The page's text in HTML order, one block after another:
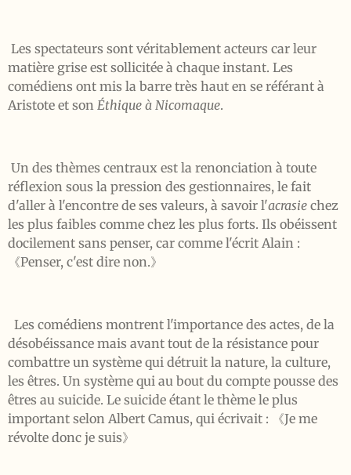
Les spectateurs sont véritablement acteurs car leur
matière grise est sollicitée à chaque instant. Les
comédiens ont mis la barre très haut en se référant à
Aristote et son Éthique à Nicomaque.
Un des thèmes centraux est la renonciation à toute
réflexion sous la pression des gestionnaires, le fait
d'aller à l'encontre de ses valeurs, à savoir l'acrasie chez
les plus faibles comme chez les plus forts. Ils obéissent
docilement sans penser, car comme l'écrit Alain :
《Penser, c'est dire non.》
Les comédiens montrent l'importance des actes, de la
désobéissance mais avant tout de la résistance pour
combattre un système qui détruit la nature, la culture,
les êtres. Un système qui au bout du compte pousse des
êtres au suicide. Le suicide étant le thème le plus
important selon Albert Camus, qui écrivait : 《Je me
révolte donc je suis》